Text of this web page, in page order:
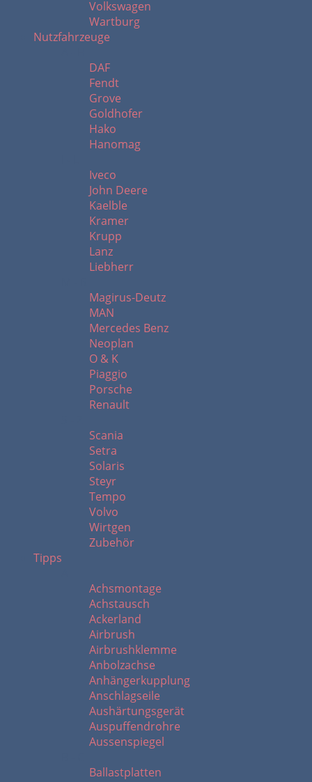
Volkswagen
Wartburg
Nutzfahrzeuge
DAF
Fendt
Grove
Goldhofer
Hako
Hanomag
Iveco
John Deere
Kaelble
Kramer
Krupp
Lanz
Liebherr
Magirus-Deutz
MAN
Mercedes Benz
Neoplan
O & K
Piaggio
Porsche
Renault
Scania
Setra
Solaris
Steyr
Tempo
Volvo
Wirtgen
Zubehör
Tipps
Achsmontage
Achstausch
Ackerland
Airbrush
Airbrushklemme
Anbolzachse
Anhängerkupplung
Anschlagseile
Aushärtungsgerät
Auspuffendrohre
Aussenspiegel
Ballastplatten